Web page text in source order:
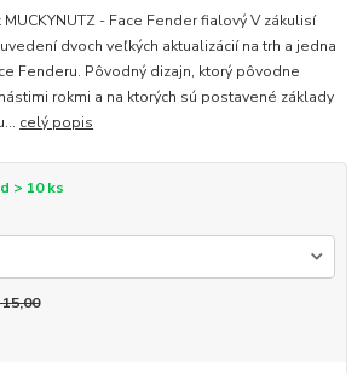
- Face Fender fialový V zákulisí
dvoch veľkých aktualizácií na trh a jedna
Fenderu. Pôvodný dizajn, ktorý pôvodne
rokmi a na ktorých sú postavené základy
celý popis
> 10 ks
15,00